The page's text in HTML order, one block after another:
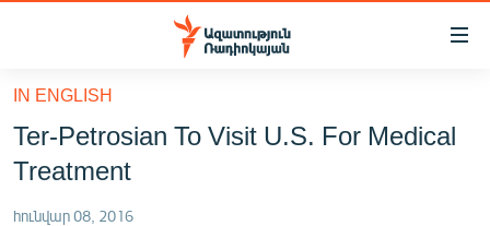
Մատչելիության
հիմնական
բովանդակությանը
Անցնել
հիմնական
մենյուին
IN ENGLISH
Ter-Petrosian To Visit U.S. For Medical
Treatment
հունվար 08, 2016